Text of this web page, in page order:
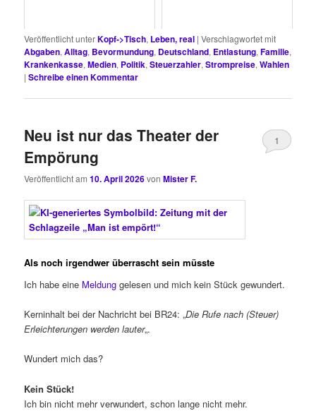
Veröffentlicht unterKopf->Tisch, Leben, real |Verschlagwortet mit
Abgaben,Alltag, Bevormundung, Deutschland, Entlastung,Familie,
Krankenkasse,Medien, Politik,Steuerzahler,Strompreise,Wahlen
|Schreibe einen Kommentar
Neu ist nur das Theater der
Empörung
Veröffentlicht am10. April 2026vonMister F.
1
Als noch irgendwer überrascht sein müsste
Ich habe eine Meldung gelesen und mich kein Stück gewundert.
Kerninhalt bei der Nachricht bei BR24: „Die Rufe nach (Steuer)
Erleichterungen werden lauter„.
Wundert mich das?
Kein Stück!
Ich bin nicht mehr verwundert, schon lange nicht mehr.